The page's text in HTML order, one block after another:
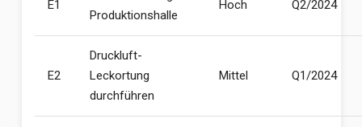
E1
Produktionshalle
Hoch Q2/2024
E2
Druckluft-
Leckortung
durchführen
Mittel Q1/2024